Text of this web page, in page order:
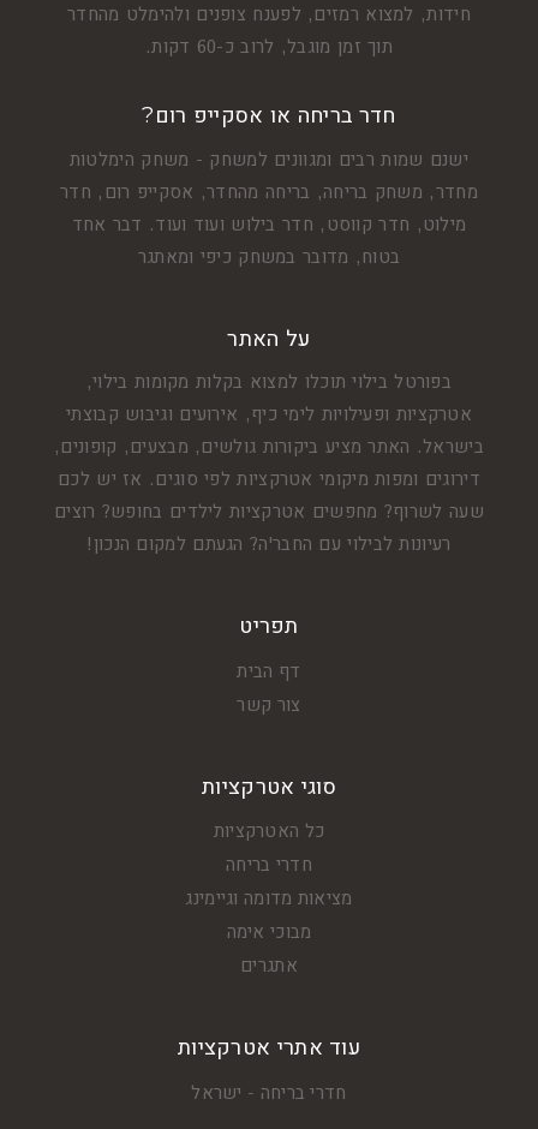
חידות, למצוא רמזים, לפענח צופנים ולהימלט מהחדר
תוך זמן מוגבל, לרוב כ-60 דקות.
חדר בריחה או אסקייפ רום?
ישנם שמות רבים ומגוונים למשחק - משחק הימלטות
מחדר, משחק בריחה, בריחה מהחדר, אסקייפ רום, חדר
מילוט, חדר קווסט, חדר בילוש ועוד ועוד. דבר אחד
בטוח, מדובר במשחק כיפי ומאתגר
על האתר
בפורטל בילוי תוכלו למצוא בקלות מקומות בילוי,
אטרקציות ופעילויות לימי כיף, אירועים וגיבוש קבוצתי
בישראל. האתר מציע ביקורות גולשים, מבצעים, קופונים,
דירוגים ומפות מיקומי אטרקציות לפי סוגים. אז יש לכם
שעה לשרוף? מחפשים אטרקציות לילדים בחופש? רוצים
רעיונות לבילוי עם החבר'ה? הגעתם למקום הנכון!
תפריט
דף הבית
צור קשר
סוגי אטרקציות
כל האטרקציות
חדרי בריחה
מציאות מדומה וגיימינג
מבוכי אימה
אתגרים
עוד אתרי אטרקציות
חדרי בריחה - ישראל